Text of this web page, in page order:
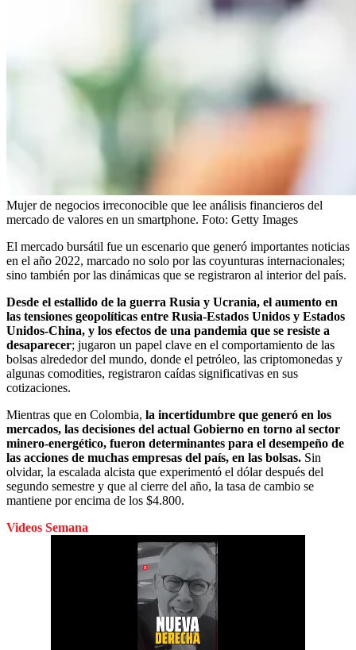
Mujer de negocios irreconocible que lee análisis financieros del
mercado de valores en un smartphone. Foto: Getty Images
El mercado bursátil fue un escenario que generó importantes noticias
en el año 2022, marcado no solo por las coyunturas internacionales;
sino también por las dinámicas que se registraron al interior del país.
Desde el estallido de la guerra Rusia y Ucrania, el aumento en
las tensiones geopolíticas entre Rusia-Estados Unidos y Estados
Unidos-China, y los efectos de una pandemia que se resiste a
desaparecer; jugaron un papel clave en el comportamiento de las
bolsas alrededor del mundo, donde el petróleo, las criptomonedas y
algunas comodities, registraron caídas significativas en sus
cotizaciones.
Mientras que en Colombia, la incertidumbre que generó en los
mercados, las decisiones del actual Gobierno en torno al sector
minero-energético, fueron determinantes para el desempeño de
las acciones de muchas empresas del país, en las bolsas. Sin
olvidar, la escalada alcista que experimentó el dólar después del
segundo semestre y que al cierre del año, la tasa de cambio se
mantiene por encima de los $4.800.
Videos Semana